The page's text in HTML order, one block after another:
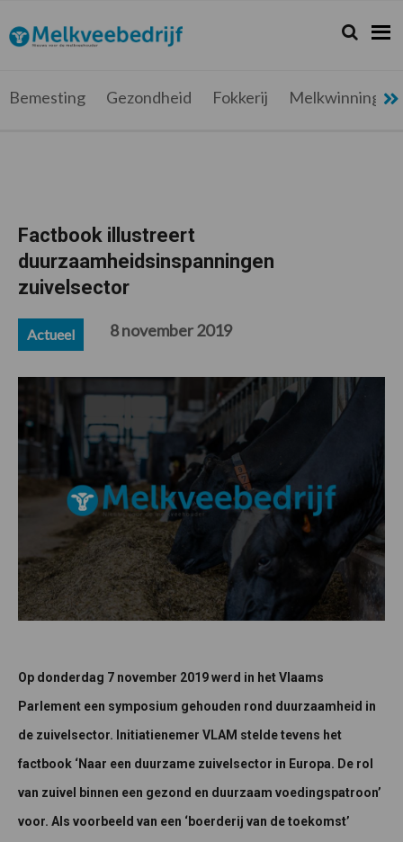
de
hoofdnavigatie
de
hoofd
de
eerste
de
voettekst
Melkveebedrijf.be
Nieuws
melkveehouder
Zoeken...
Zoek
Bemesting Gezondheid Fokkerij Melkwinning
Factbook illustreert
duurzaamheidsinspanningen
zuivelsector
Actueel 8 november 2019
Op donderdag 7 november 2019 werd in het Vlaams
Parlement een symposium gehouden rond duurzaamheid in
de zuivelsector. Initiatienemer VLAM stelde tevens het
factbook ‘Naar een duurzame zuivelsector in Europa. De rol
van zuivel binnen een gezond en duurzaam voedingspatroon’
voor. Als voorbeeld van een ‘boerderij van de toekomst’